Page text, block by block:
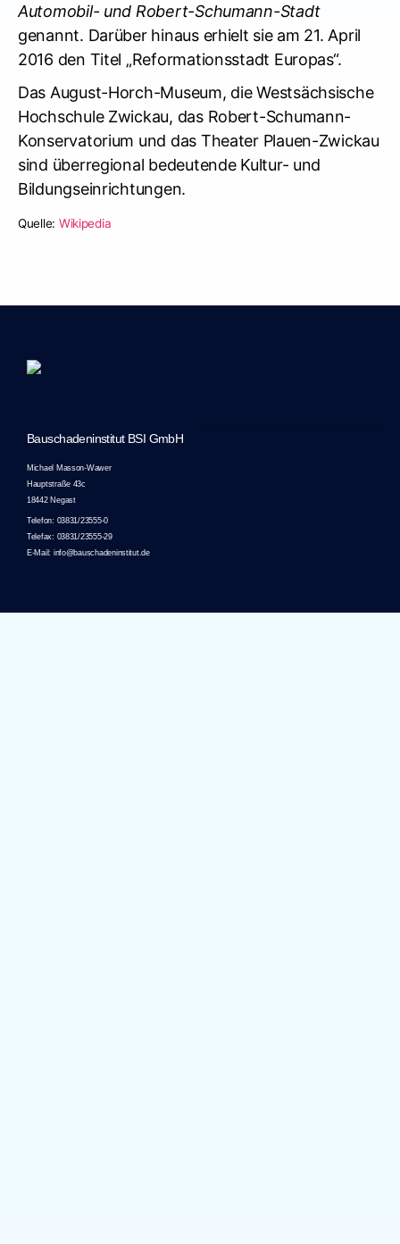
Automobil- und Robert-Schumann-Stadt
genannt. Darüber hinaus erhielt sie am 21. April
2016 den Titel „Reformationsstadt Europas“.
Das August-Horch-Museum, die Westsächsische
Hochschule Zwickau, das Robert-Schumann-
Konservatorium und das Theater Plauen-Zwickau
sind überregional bedeutende Kultur- und
Bildungseinrichtungen.
Quelle: Wikipedia
Bauschadeninstitut BSI GmbH
Michael Masson-Wawer
Hauptstraße 43c
18442 Negast
Telefon: 03831/23555-0
Telefax: 03831/23555-29
E-Mail: info@bauschadeninstitut.de